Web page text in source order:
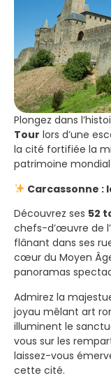
Plongez dans
Tour lors d’une
la cité fortifiée la
patrimoine mondial
Carcassonne :
Découvrez ses 52
chefs-d’œuvre de
flânant dans ses
cœur du Moyen
panoramas
Admirez la
joyau mêlant art
illuminent le
vous sur les
laissez-vous
cette cité.